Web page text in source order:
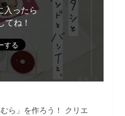
入ったら
てね！
ら」を作ろう！ クリエ